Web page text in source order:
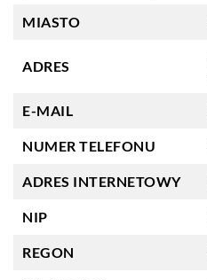
MIASTO
ADRES
E-MAIL
NUMER TELEFONU
ADRES INTERNETOWY
NIP
REGON